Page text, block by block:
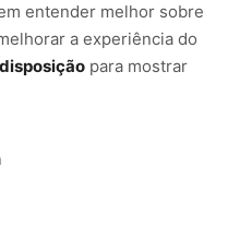
entender melhor sobre
a experiência do
para mostrar